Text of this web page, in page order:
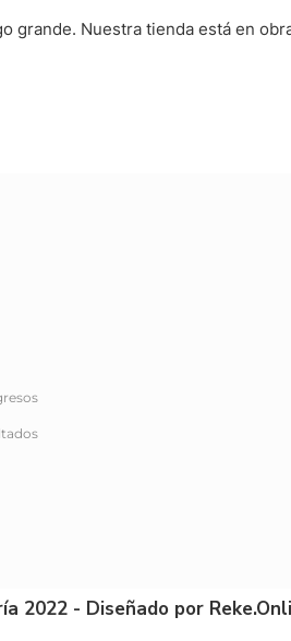
grande. Nuestra tienda está en
2022 - Diseñado por